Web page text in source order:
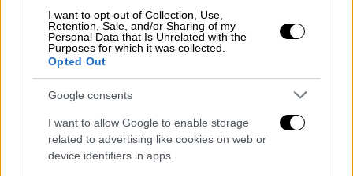
I want to opt-out of Collection, Use,
Retention, Sale, and/or Sharing of my
Personal Data that Is Unrelated with the
Purposes for which it was collected.
Opted Out
Google consents
I want to allow Google to enable storage
related to advertising like cookies on web or
device identifiers in apps.
17χρονος συνελήφθη. Επίσης, συνελήφθησαν
και οι γονείς του, 51 ετών και οι δύο, για
παραμέληση εποπτείας ανηλίκου και
αφέθηκαν ελεύθεροι
Ο μαθητής οδηγείται σήμερα στον
εισαγγελέα με τις κατηγορίες της
παράνομης οπλοκατοχής και της
επικίνδυνης σωματικής βλάβης.